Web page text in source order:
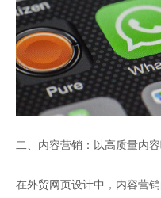
二、内容营销：以高质量内
在外贸网页设计中，内容营